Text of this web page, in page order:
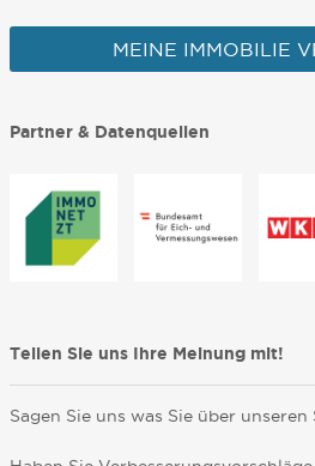
MEINE IMMOBILIE
Partner & Datenquellen
Teilen Sie uns Ihre Meinung mit!
Sagen Sie uns was Sie über unseren